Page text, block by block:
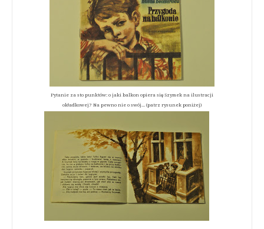
Pytanie za sto punktów: o jaki balkon opiera się Szymek na ilustracji
okładkowej? Na pewno nie o swój... (patrz rysunek poniżej)